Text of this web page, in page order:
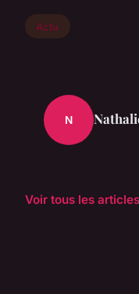
Actu
N
Voir tous les